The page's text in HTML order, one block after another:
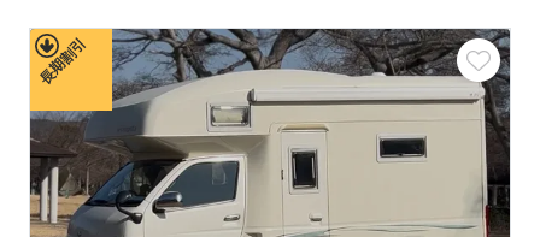
長期割引